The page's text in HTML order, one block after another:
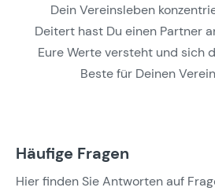
Dein Vereinsleben
Deitert hast Du einen Partner
Eure Werte versteht und sich
Beste für Deinen
Häufige Fragen
Hier finden Sie Antworten auf